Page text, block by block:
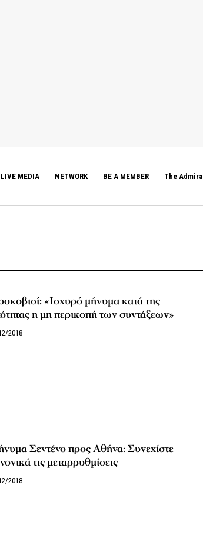
LIVE MEDIA NETWORK BE A MEMBER The
«Ισχυρό μήνυμα κατά της
η μη περικοπή των συντάξεων»
2018
Σεντένο προς Αθήνα: Συνεχίστε
τις μεταρρυθμίσεις
2018